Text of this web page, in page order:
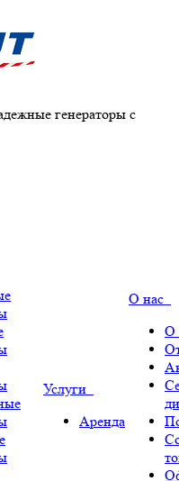
генераторы с
Услуги
Аренда
О нас
О